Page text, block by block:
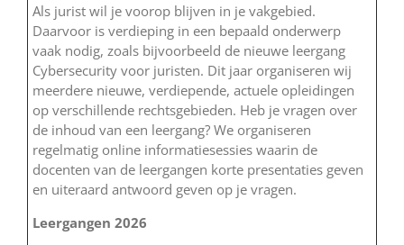
Als jurist wil je voorop blijven in je vakgebied.
Daarvoor is verdieping in een bepaald onderwerp
vaak nodig, zoals bijvoorbeeld de nieuwe leergang
Cybersecurity voor juristen. Dit jaar organiseren wij
meerdere nieuwe, verdiepende, actuele opleidingen
op verschillende rechtsgebieden. Heb je vragen over
de inhoud van een leergang? We organiseren
regelmatig online informatiesessies waarin de
docenten van de leergangen korte presentaties geven
en uiteraard antwoord geven op je vragen.
Leergangen 2026